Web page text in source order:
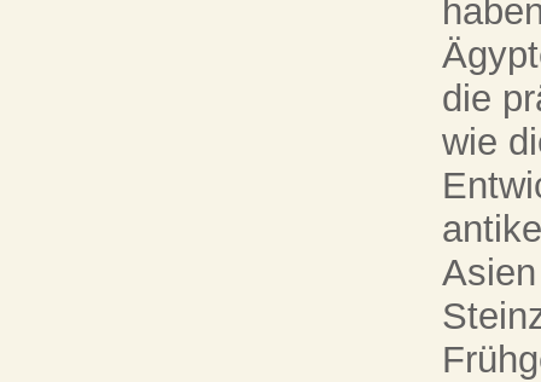
die
wie